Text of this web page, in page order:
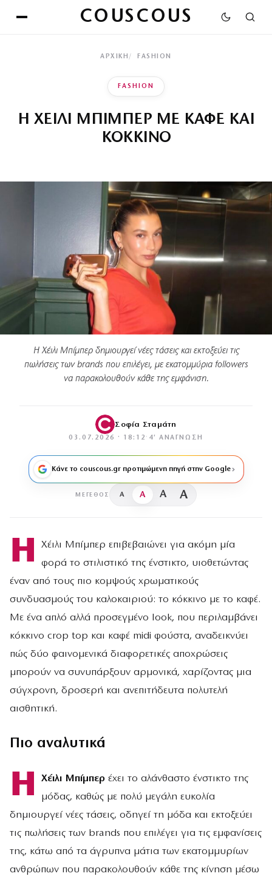
COUSCOUS
ΑΡΧΙΚΉ FASHION
FASHION
Η ΧΕΙΛΙ ΜΠΙΜΠΕΡ ΜΕ ΚΑΦΕ ΚΑΙ
ΚΟΚΚΙΝΟ
Η Χέιλι Μπίμπερ δημιουργεί νέες τάσεις και εκτοξεύει τις
πωλήσεις των brands που επιλέγει, με εκατομμύρια followers
να παρακολουθούν κάθε της εμφάνιση.
Σοφία Σταμάτη
03.07.2026 · 18:12 · 4′ ΑΝΆΓΝΩΣΗ
Κάνε το couscous.gr προτιμώμενη πηγή στην Google
ΜΈΓΕΘΟΣ A A A A
Η
Χέιλι Μπίμπερ επιβεβαιώνει για ακόμη μία
φορά το στιλιστικό της ένστικτο, υιοθετώντας
έναν από τους πιο κομψούς χρωματικούς
συνδυασμούς του καλοκαιριού: το κόκκινο με το καφέ.
Με ένα απλό αλλά προσεγμένο look, που περιλαμβάνει
κόκκινο crop top και καφέ midi φούστα, αναδεικνύει
πώς δύο φαινομενικά διαφορετικές αποχρώσεις
μπορούν να συνυπάρξουν αρμονικά, χαρίζοντας μια
σύγχρονη, δροσερή και ανεπιτήδευτα πολυτελή
αισθητική.
Πιο αναλυτικά
Η Χέιλι Μπίμπερέχει το αλάνθαστο ένστικτο της
μόδας, καθώς με πολύ μεγάλη ευκολία
δημιουργεί νέες τάσεις, οδηγεί τη μόδα και εκτοξεύει
τις πωλήσεις των brands που επιλέγει για τις εμφανίσεις
της, κάτω από τα άγρυπνα μάτια των εκατομμυρίων
ανθρώπων που παρακολουθούν κάθε της κίνηση μέσω